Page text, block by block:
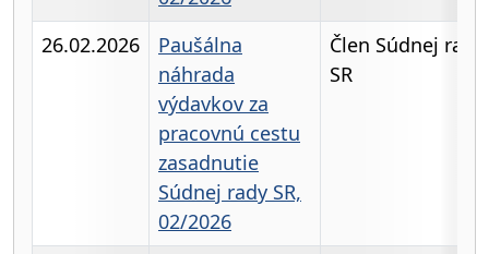
26.02.2026
Paušálna
náhrada
výdavkov za
pracovnú cestu
zasadnutie
Súdnej rady SR,
02/2026
Člen Súdnej rady
SR